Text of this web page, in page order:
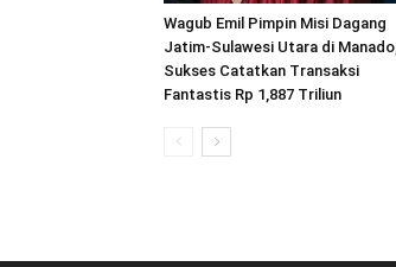
Wagub Emil Pimpin Misi Dagang
Jatim-Sulawesi Utara di Manado,
Sukses Catatkan Transaksi
Fantastis Rp 1,887 Triliun